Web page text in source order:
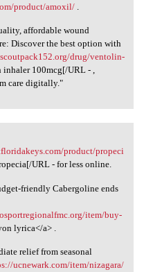
product/amoxil/.
affordable wound
Discover the best option with
drug/ventolin-
100mcg[/URL - ,
care digitally."
product/propeci
URL - for less online.
friendly Cabergoline ends
item/buy-
lyrica</a> .
relief from seasonal
ucnewark.com/item/nizagara/